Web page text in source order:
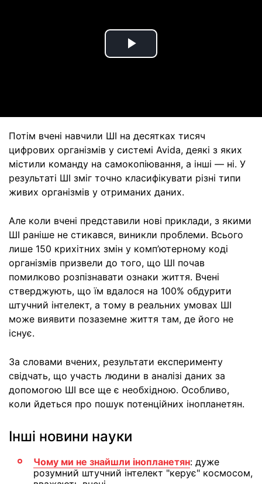
Play
Потім вчені навчили ШІ на десятках тисяч
цифрових організмів у системі Avida, деякі з яких
містили команду на самокопіювання, а інші — ні. У
результаті ШІ зміг точно класифікувати різні типи
живих організмів у отриманих даних.
Але коли вчені представили нові приклади, з якими
ШІ раніше не стикався, виникли проблеми. Всього
лише 150 крихітних змін у комп’ютерному коді
організмів призвели до того, що ШІ почав
помилково розпізнавати ознаки життя. Вчені
стверджують, що їм вдалося на 100% обдурити
штучний інтелект, а тому в реальних умовах ШІ
може виявити позаземне життя там, де його не
існує.
За словами вчених, результати експерименту
свідчать, що участь людини в аналізі даних за
допомогою ШІ все ще є необхідною. Особливо,
коли йдеться про пошук потенційних інопланетян.
Інші новини науки
Чому ми не знайшли інопланетян: дуже
розумний штучний інтелект "керує" космосом,